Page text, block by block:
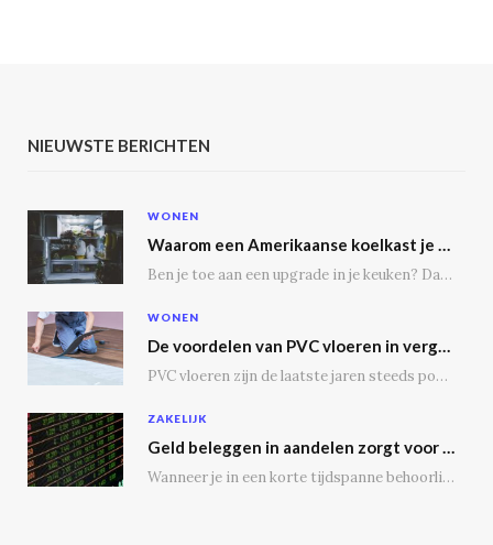
NIEUWSTE BERICHTEN
WONEN
Waarom een Amerikaanse koelkast je keuken transformeert
Ben je toe aan een upgrade in je keuken? Dan is een Amerikaanse koelkast misschien…
WONEN
De voordelen van PVC vloeren in vergelijking met houten vloeren
PVC vloeren zijn de laatste jaren steeds populairder geworden, en dat is niet zonder reden.…
ZAKELIJK
Geld beleggen in aandelen zorgt voor een passief inkomen
Wanneer je in een korte tijdspanne behoorlijke winst wil maken, is het geen slecht idee…